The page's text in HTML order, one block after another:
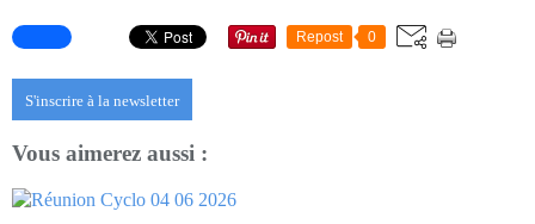
Repost 0
S'inscrire à la newsletter
Vous aimerez aussi :